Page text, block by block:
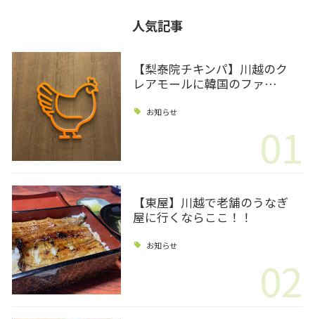
人気記事
【梨泰院チキンパ】川越のク
レアモールに韓国のファ…
お知らせ
01
【東屋】川越で老舗のうなぎ
屋に行くならここ！！
お知らせ
02